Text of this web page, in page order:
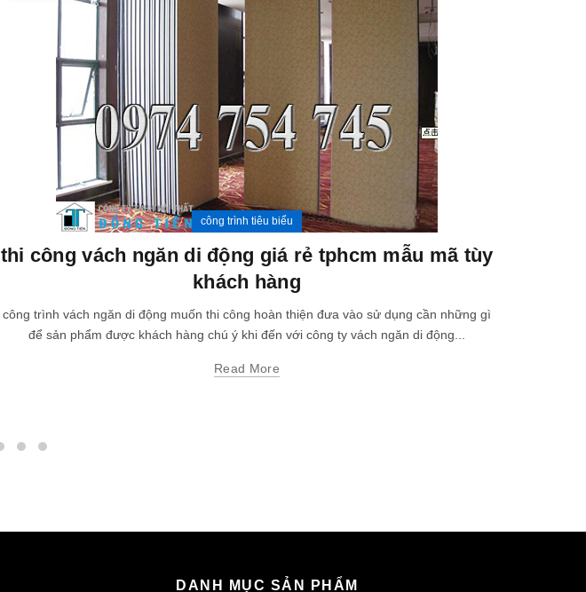
công trình tiêu biểu
thi công vách ngăn di động giá rẻ tphcm mẫu mã tùy
khách hàng
công trình vách ngăn di động muốn thi công hoàn thiện đưa vào sử dụng cần những gì
để sản phẩm được khách hàng chú ý khi đến với công ty vách ngăn di động...
Read More
DANH MỤC SẢN PHẨM